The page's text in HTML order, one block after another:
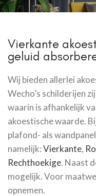
Vierkante
geluid
Wij bieden allerlei
Wecho’s schilderijen
waarin is afhankelijk
akoestische waarde.
plafond- als
namelijk:Vierkante,
Rechthoekige. Naast
mogelijk. Voor
opnemen.